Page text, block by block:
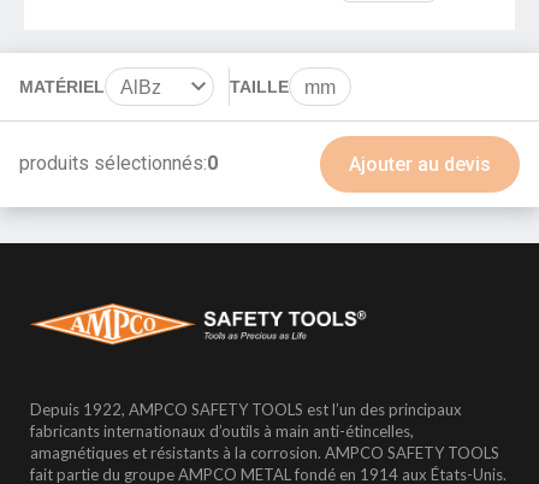
MATÉRIEL
AlBz
BeCu
TAILLE mm
produits sélectionnés:0 Ajouter au devis
Depuis 1922, AMPCO SAFETY TOOLS est l’un des principaux
fabricants internationaux d’outils à main anti-étincelles,
amagnétiques et résistants à la corrosion. AMPCO SAFETY TOOLS
fait partie du groupe AMPCO METAL fondé en 1914 aux États-Unis.